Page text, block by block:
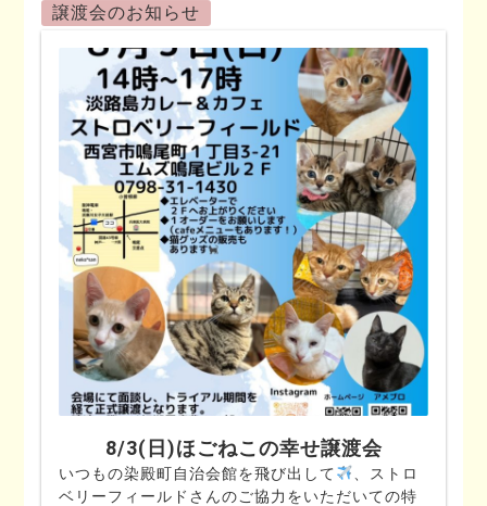
譲渡会のお知らせ
8/3(日)ほごねこの幸せ譲渡会
いつもの染殿町自治会館を飛び出して
、ストロ
ベリーフィールドさんのご協力をいただいての特